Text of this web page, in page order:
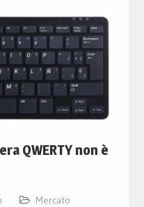
QWERTY non è
Mercato